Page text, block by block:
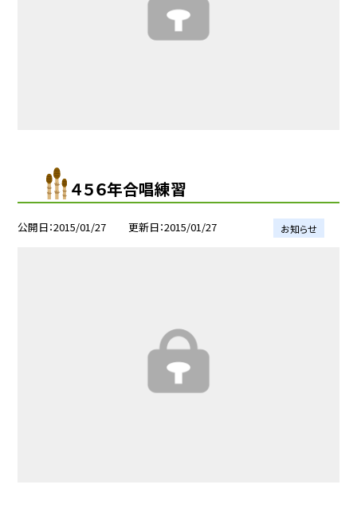
４５６年合唱練習
公開日 2015/01/27 更新日 2015/01/27 お知らせ